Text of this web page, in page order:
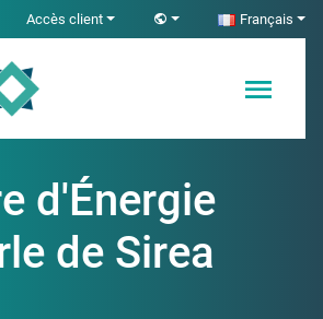
Accès client Français
Solutions en
Électricité et
industriel
d'Énergie
de Sirea